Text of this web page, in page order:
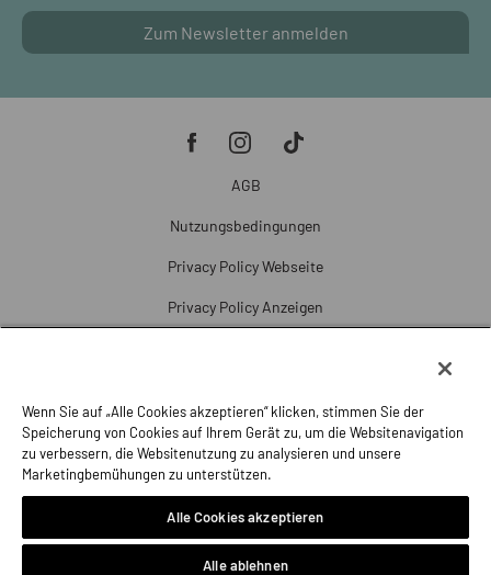
Zum Newsletter anmelden
AGB
Nutzungsbedingungen
Privacy Policy Webseite
Privacy Policy Anzeigen
Beschwerde
Impressum
Wenn Sie auf „Alle Cookies akzeptieren“ klicken, stimmen Sie der
Speicherung von Cookies auf Ihrem Gerät zu, um die Websitenavigation
zu verbessern, die Websitenutzung zu analysieren und unsere
Marketingbemühungen zu unterstützen.
Alle Cookies akzeptieren
Alle ablehnen